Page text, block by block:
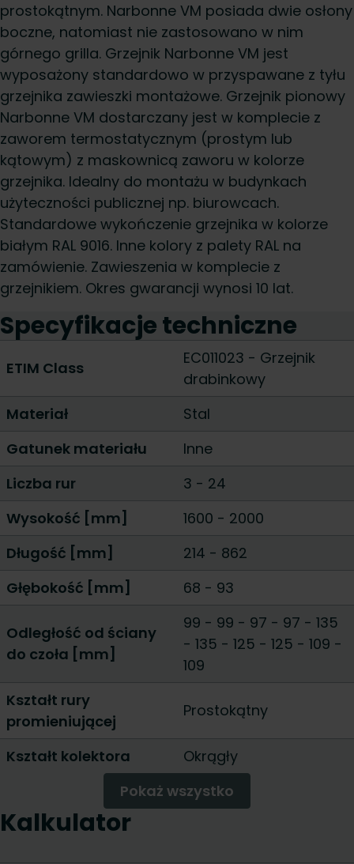
prostokątnym. Narbonne VM posiada dwie osłony
boczne, natomiast nie zastosowano w nim
górnego grilla. Grzejnik Narbonne VM jest
wyposażony standardowo w przyspawane z tyłu
grzejnika zawieszki montażowe. Grzejnik pionowy
Narbonne VM dostarczany jest w komplecie z
zaworem termostatycznym (prostym lub
kątowym) z maskownicą zaworu w kolorze
grzejnika. Idealny do montażu w budynkach
użyteczności publicznej np. biurowcach.
Standardowe wykończenie grzejnika w kolorze
białym RAL 9016. Inne kolory z palety RAL na
zamówienie. Zawieszenia w komplecie z
grzejnikiem. Okres gwarancji wynosi 10 lat.
Specyfikacje techniczne
ETIM Class
EC011023 - Grzejnik
drabinkowy
Materiał
Stal
Gatunek materiału
Inne
Liczba rur
3 - 24
Wysokość [mm]
1600 - 2000
Długość [mm]
214 - 862
Głębokość [mm]
68 - 93
Odległość od ściany
do czoła [mm]
99 - 99 - 97 - 97 - 135
- 135 - 125 - 125 - 109 -
109
Kształt rury
promieniującej
Prostokątny
Kształt kolektora
Okrągły
Pokaż wszystko
Kalkulator